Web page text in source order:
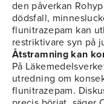
den påverkan
dödsfall,
flunitrazepam kan
restriktivare syn på
Åtstramning kan
På
utredning om
flunitrazepam.